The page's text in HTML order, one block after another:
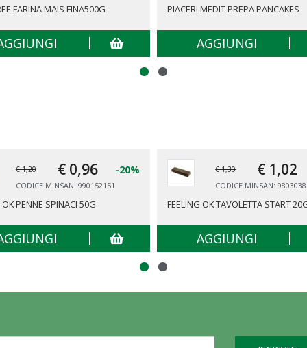
FARINA MAIS FINA500G PIACERI MEDIT PREPA PANCAKES
AGGIUNGI
€ 1,20 € 0,96 -20%
CODICE MINSAN: 990152151
OK PENNE SPINACI 50G
€ 1,30 € 1,02
CODICE MINSAN:
FEELING OK TAVOLETTA START
AGGIUNGI